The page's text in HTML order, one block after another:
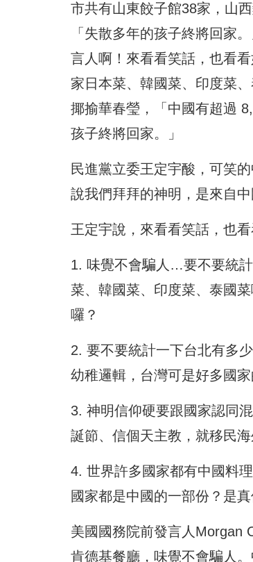
市共有山東餃子館38家，山
「失散多年的孩子終將回家
言人啊！來看看笑話，也看
家日本菜、韓國菜、印度菜
揶揄華春瑩，「中國有超過
孩子終將回家。」
民進黨立委王定宇酸，可笑
說我們拜拜的神明，是來自中
王定宇說，來看看笑話，也看
1. 味覺不會騙人…要不要統
菜、韓國菜、印度菜、泰國
囉？
2. 要不要統計一下台北有多
幼稚邏輯，台灣可是好多國家
3. 神明信仰硬要跟國家認同
誕節、信個天主教，就移民
4. 世界許多國家都有中國料
國家都是中國的一部份？是真
美國國務院前發言人Morgan
肯德基餐廳，味覺不會騙人